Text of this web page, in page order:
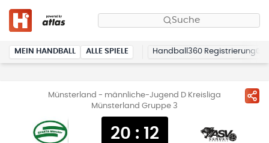
Suche
MEIN HANDBALL ALLE SPIELE Handball360 Registrierung
Münsterland - männliche-Jugend D Kreisliga
Münsterland Gruppe 3
20 : 12